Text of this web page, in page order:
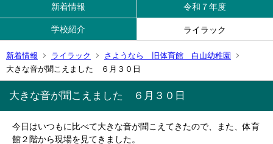
新着情報 令和７年度
学校紹介 ライラック
新着情報 ライラック
さようなら 旧体育館 白山幼稚園
大きな音が聞こえました ６月３０日
大きな音が聞こえました ６月３０日
今日はいつもに比べて大きな音が聞こえてきたので、また、体育
館２階から現場を見てきました。